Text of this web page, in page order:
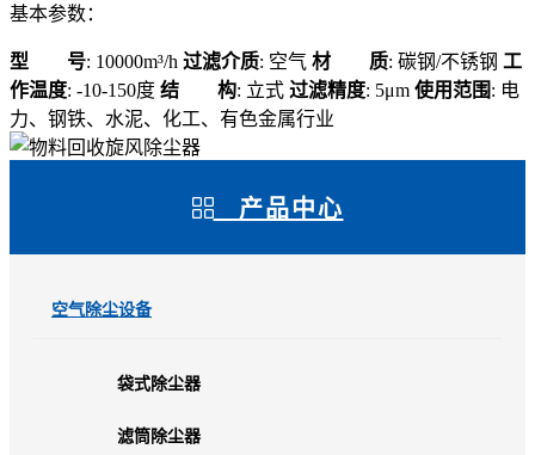
基本参数：
型 号: 10000m³/h 过滤介质: 空气 材 质: 碳钢/不锈钢 工
作温度: -10-150度 结 构: 立式 过滤精度: 5μm 使用范围: 电
力、钢铁、水泥、化工、有色金属行业
产品中心
空气除尘设备
袋式除尘器
滤筒除尘器